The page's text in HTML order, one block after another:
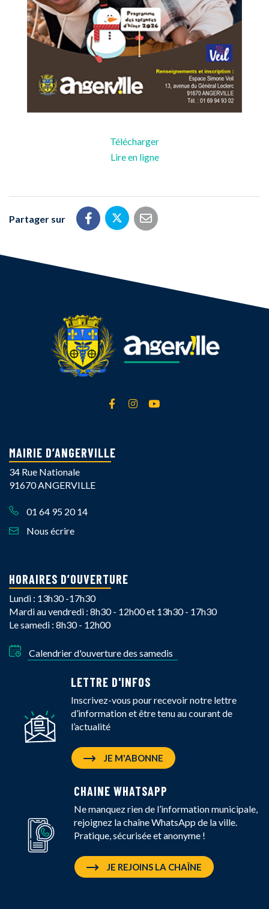
Télécharger
Lire en ligne
Partager sur Partager sur Facebook
Partager sur Twitter
Partager par email
Lien vers le compte Facebook
Lien vers le compte
MAIRIE D’ANGERVILLE
34 Rue Nationale
91670 ANGERVILLE
01 64 95 20 14
Nous écrire
HORAIRES D’OUVERTURE
Lundi : 13h30 -17h30
Mardi au vendredi : 8h30 - 12h00 et 13h30 - 17h30
Le samedi : 8h30 - 12h00
Calendrier d'ouverture des samedis
LETTRE D'INFOS
Inscrivez-vous pour recevoir notre lettre
d’information et être tenu au courant de
l’actualité
JE M'ABONNE
CHAINE WHATSAPP
Ne manquez rien de l’information municipale,
rejoignez la chaîne WhatsApp de la ville.
Pratique, sécurisée et anonyme !
JE REJOINS LA CHAÎNE